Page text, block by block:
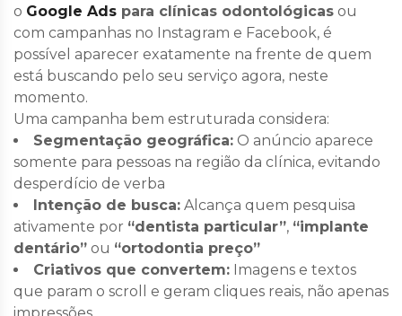
o Google Ads para clínicas odontológicas ou
com campanhas no Instagram e Facebook, é
possível aparecer exatamente na frente de quem
está buscando pelo seu serviço agora, neste
momento.
Uma campanha bem estruturada considera:
Segmentação geográfica: O anúncio aparece
somente para pessoas na região da clínica, evitando
desperdício de verba
Intenção de busca: Alcança quem pesquisa
ativamente por “dentista particular”, “implante
dentário” ou “ortodontia preço”
Criativos que convertem: Imagens e textos
que param o scroll e geram cliques reais, não apenas